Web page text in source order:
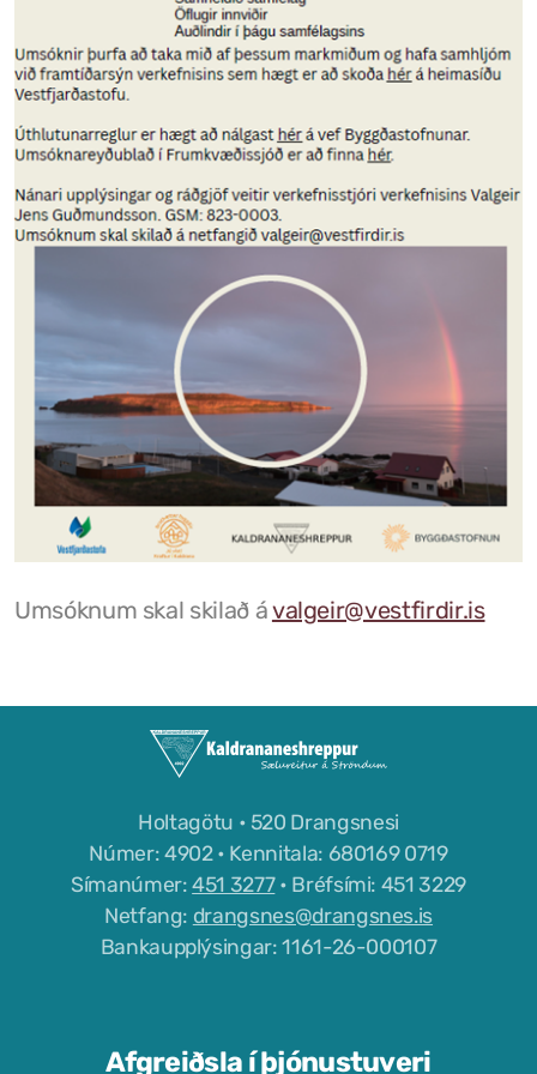
Umsóknum skal skilað ávalgeir@vestfirdir.is
Holtagötu • 520 Drangsnesi
Númer: 4902 • Kennitala: 680169 0719
Símanúmer:451 3277• Bréfsími: 451 3229
Netfang: drangsnes@drangsnes.is
Bankaupplýsingar: 1161-26-000107
Afgreiðsla í þjónustuveri
Grunnskóli Drangsness
Frístundastyrkur
Félagsmiðstöðin Ozon
Siglingar út í Grímsey
Veiðileyfi
Kotbýli Kuklarans/Galdrasýning
Gönguleiðir í Kaldrananeshreppi
Hafnir í Kaldrananeshreppi
Fiskvinnslan Drangur
Útgerðarfélagið Skúli
Gvendarlaug hins góða
Pottarnir á Drangsnesi
Verslunarfélag Drangsness
Samkomuhúsið Baldur